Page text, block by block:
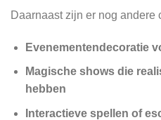
Daarnaast zijn er nog andere
Evenementendecoratie
Magische shows die
hebben
Interactieve spellen of